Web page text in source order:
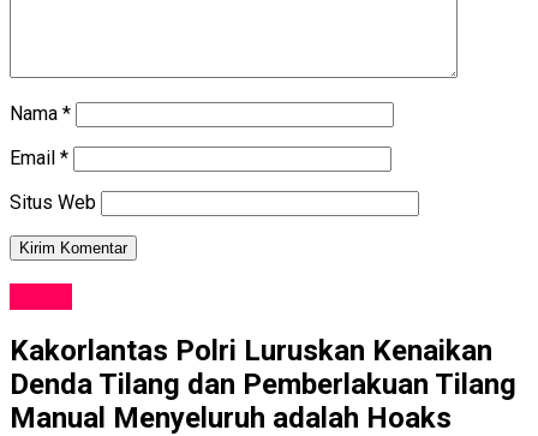
Nama *
Email *
Situs Web
Kakorlantas Polri Luruskan Kenaikan
Denda Tilang dan Pemberlakuan Tilang
Manual Menyeluruh adalah Hoaks